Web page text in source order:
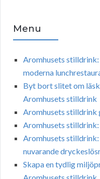
Menu
Aromhusets
moderna
Byt bort slitet om
Aromhusets stilldrink
Aromhusets stilldrink
Aromhusets
Aromhusets
nuvarande
Skapa en tydlig